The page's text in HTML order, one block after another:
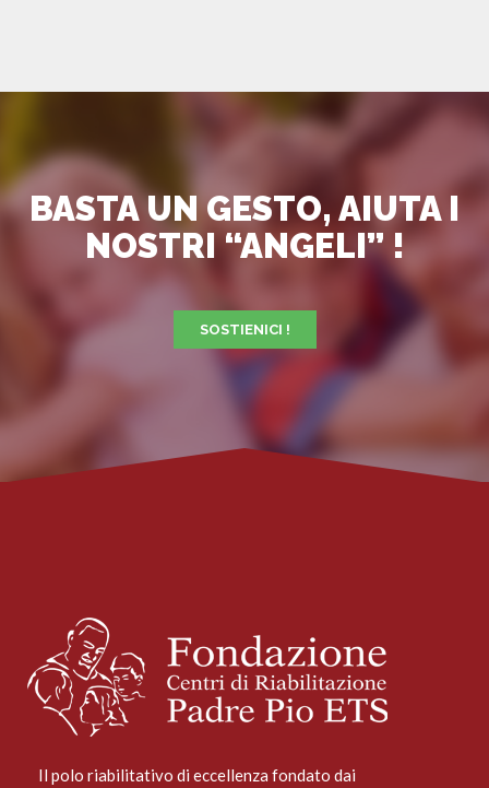
BASTA UN GESTO, AIUTA I
NOSTRI “ANGELI” !
SOSTIENICI !
Il polo riabilitativo di eccellenza fondato dai